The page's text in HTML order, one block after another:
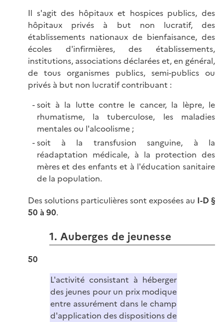
Il s'agit des hôpitaux et hospices publics, des
hôpitaux privés à but non lucratif, des
établissements nationaux de bienfaisance, des
écoles d'infirmières, des établissements,
institutions, associations déclarées et, en général,
de tous organismes publics, semi-publics ou
privés à but non lucratif contribuant :
soit à la lutte contre le cancer, la lèpre, le
rhumatisme, la tuberculose, les maladies
mentales ou l'alcoolisme ;
soit à la transfusion sanguine, à la
réadaptation médicale, à la protection des
mères et des enfants et à l'éducation sanitaire
de la population.
Des solutions particulières sont exposées au I-D §
50 à 90.
1. Auberges de jeunesse
50
L'activité consistant à héberger
des jeunes pour un prix modique
entre assurément dans le champ
d'application des dispositions de